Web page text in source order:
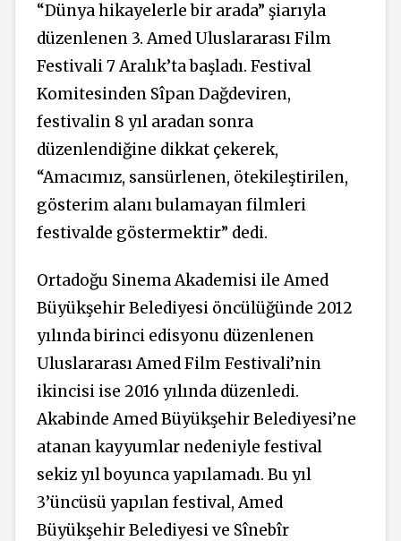
“Dünya hikayelerle bir arada” şiarıyla
düzenlenen 3. Amed Uluslararası Film
Festivali 7 Aralık’ta başladı. Festival
Komitesinden Sîpan Dağdeviren,
festivalin 8 yıl aradan sonra
düzenlendiğine dikkat çekerek,
“Amacımız, sansürlenen, ötekileştirilen,
gösterim alanı bulamayan filmleri
festivalde göstermektir” dedi.
Ortadoğu Sinema Akademisi ile Amed
Büyükşehir Belediyesi öncülüğünde 2012
yılında birinci edisyonu düzenlenen
Uluslararası Amed Film Festivali’nin
ikincisi ise 2016 yılında düzenledi.
Akabinde Amed Büyükşehir Belediyesi’ne
atanan kayyumlar nedeniyle festival
sekiz yıl boyunca yapılamadı. Bu yıl
3’üncüsü yapılan festival, Amed
Büyükşehir Belediyesi ve Sînebîr